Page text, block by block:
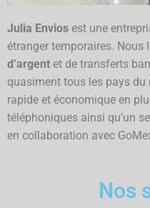
Julia Envios est une
étranger temporaires. Nous
d’argent et de transferts
quasiment tous les pays
rapide et économique en
téléphoniques ainsi qu’un
en collaboration avec
Nos